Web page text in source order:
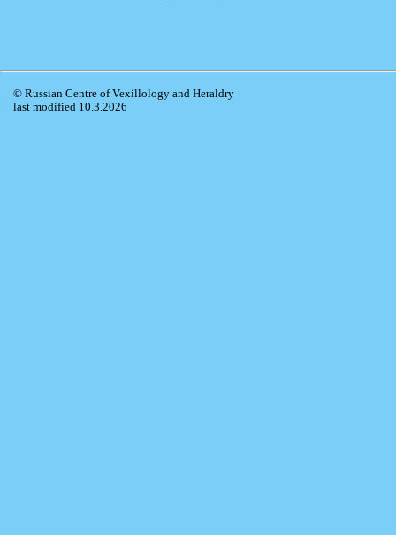
© Russian Centre of Vexillology and Heraldry
last modified 10.3.2026